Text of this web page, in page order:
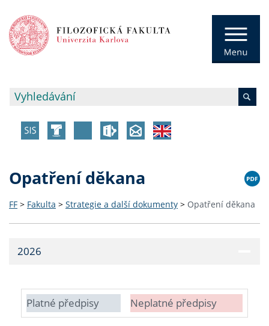
Opatření děkana
FF > Fakulta > Strategie a další dokumenty > Opatření děkana
2026
Platné předpisy Neplatné předpisy